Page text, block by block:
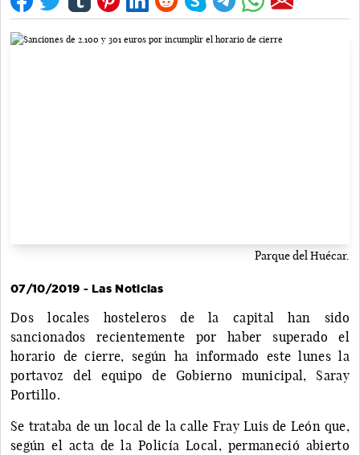
Parque del Huécar.
07/10/2019 - Las Noticias
Dos locales hosteleros de la capital han sido
sancionados recientemente por haber superado el
horario de cierre, según ha informado este lunes la
portavoz del equipo de Gobierno municipal, Saray
Portillo.
Se trataba de un local de la calle Fray Luis de León que,
según el acta de la Policía Local, permaneció abierto